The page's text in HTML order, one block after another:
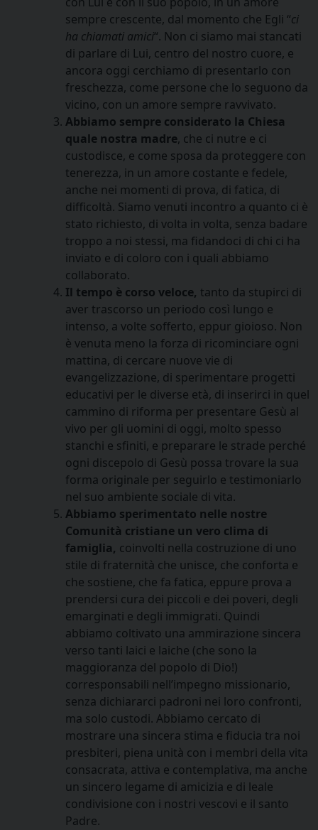
sempre crescente, dal momento che Egli “ci
ha chiamati amici“. Non ci siamo mai stancati
di parlare di Lui, centro del nostro cuore, e
ancora oggi cerchiamo di presentarlo con
freschezza, come persone che lo seguono da
vicino, con un amore sempre ravvivato.
Abbiamo sempre considerato la Chiesa
quale nostra madre, che ci nutre e ci
custodisce, e come sposa da proteggere con
tenerezza, in un amore costante e fedele,
anche nei momenti di prova, di fatica, di
difficoltà. Siamo venuti incontro a quanto ci è
stato richiesto, di volta in volta, senza badare
troppo a noi stessi, ma fidandoci di chi ci ha
inviato e di coloro con i quali abbiamo
collaborato.
Il tempo è corso veloce, tanto da stupirci di
aver trascorso un periodo così lungo e
intenso, a volte sofferto, eppur gioioso. Non
è venuta meno la forza di ricominciare ogni
mattina, di cercare nuove vie di
evangelizzazione, di sperimentare progetti
educativi per le diverse età, di inserirci in quel
cammino di riforma per presentare Gesù al
vivo per gli uomini di oggi, molto spesso
stanchi e sfiniti, e preparare le strade perché
ogni discepolo di Gesù possa trovare la sua
forma originale per seguirlo e testimoniarlo
nel suo ambiente sociale di vita.
Abbiamo sperimentato nelle nostre
Comunità cristiane un vero clima di
famiglia, coinvolti nella costruzione di uno
stile di fraternità che unisce, che conforta e
che sostiene, che fa fatica, eppure prova a
prendersi cura dei piccoli e dei poveri, degli
emarginati e degli immigrati. Quindi
abbiamo coltivato una ammirazione sincera
verso tanti laici e laiche (che sono la
maggioranza del popolo di Dio!)
corresponsabili nell’impegno missionario,
senza dichiararci padroni nei loro confronti,
ma solo custodi. Abbiamo cercato di
mostrare una sincera stima e fiducia tra noi
presbiteri, piena unità con i membri della vita
consacrata, attiva e contemplativa, ma anche
un sincero legame di amicizia e di leale
condivisione con i nostri vescovi e il santo
Padre.